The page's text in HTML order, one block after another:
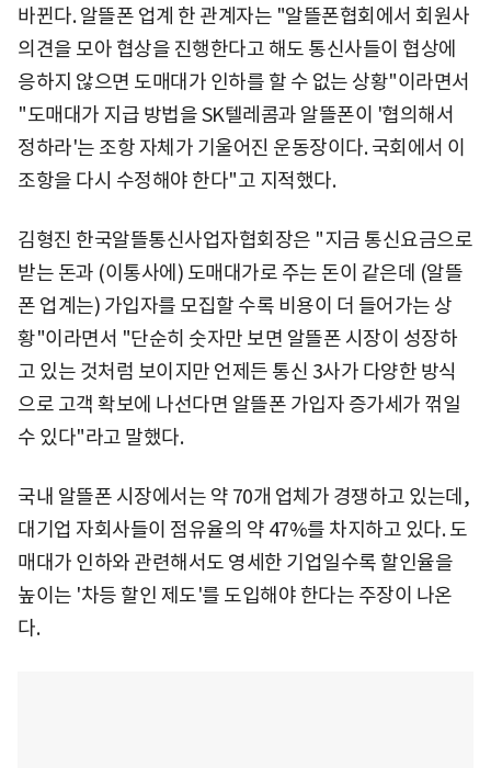
바뀐다. 알뜰폰 업계 한 관계자는 "알뜰폰협회에서 회원사
의견을 모아 협상을 진행한다고 해도 통신사들이 협상에
응하지 않으면 도매대가 인하를 할 수 없는 상황"이라면서
"도매대가 지급 방법을 SK텔레콤과 알뜰폰이 '협의해서
정하라'는 조항 자체가 기울어진 운동장이다. 국회에서 이
조항을 다시 수정해야 한다"고 지적했다.
김형진 한국알뜰통신사업자협회장은 "지금 통신요금으로
받는 돈과 (이통사에) 도매대가로 주는 돈이 같은데 (알뜰
폰 업계는) 가입자를 모집할 수록 비용이 더 들어가는 상
황"이라면서 "단순히 숫자만 보면 알뜰폰 시장이 성장하
고 있는 것처럼 보이지만 언제든 통신 3사가 다양한 방식
으로 고객 확보에 나선다면 알뜰폰 가입자 증가세가 꺾일
수 있다"라고 말했다.
국내 알뜰폰 시장에서는 약 70개 업체가 경쟁하고 있는데,
대기업 자회사들이 점유율의 약 47%를 차지하고 있다. 도
매대가 인하와 관련해서도 영세한 기업일수록 할인율을
높이는 '차등 할인 제도'를 도입해야 한다는 주장이 나온
다.